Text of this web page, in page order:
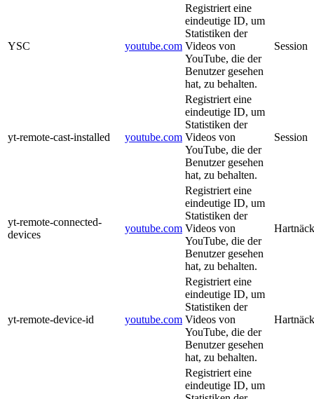
YSC youtube.com
Registriert eine
eindeutige ID, um
Statistiken der
Videos von
YouTube, die der
Benutzer gesehen
hat, zu behalten.
Session
yt-remote-cast-installed youtube.com
Registriert eine
eindeutige ID, um
Statistiken der
Videos von
YouTube, die der
Benutzer gesehen
hat, zu behalten.
Session
yt-remote-connected-
devices
youtube.com
Registriert eine
eindeutige ID, um
Statistiken der
Videos von
YouTube, die der
Benutzer gesehen
hat, zu behalten.
yt-remote-device-id youtube.com
Registriert eine
eindeutige ID, um
Statistiken der
Videos von
YouTube, die der
Benutzer gesehen
hat, zu behalten.
Registriert eine
eindeutige ID, um